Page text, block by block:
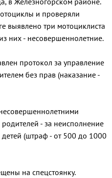
и проверяли
выявлено три мотоциклиста
них - несовершеннолетние.
протокол за управление
без прав (наказание -
- за неисполнение
(штраф - от 500 до 1000
на спецстоянку.